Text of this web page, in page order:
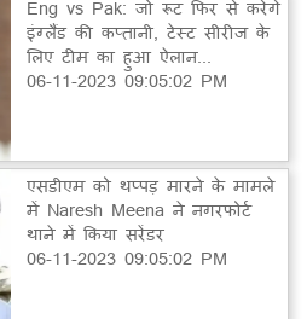
Eng vs Pak: जो रूट फिर से करेंगे
इंग्लैंड की कप्तानी, टेस्ट सीरीज के
लिए टीम का हुआ ऐलान...
06-11-2023 09:05:02 PM
एसडीएम को थप्पड़ मारने के मामले
में Naresh Meena ने नगरफोर्ट
थाने में किया सरेंडर
06-11-2023 09:05:02 PM